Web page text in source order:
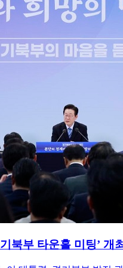
북부 타운홀 미팅’ 개